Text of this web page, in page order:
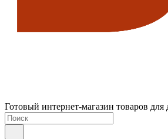
Готовый интернет-магазин товаров для